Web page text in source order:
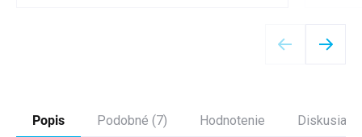
Popis Podobné (7) Hodnotenie Diskusia